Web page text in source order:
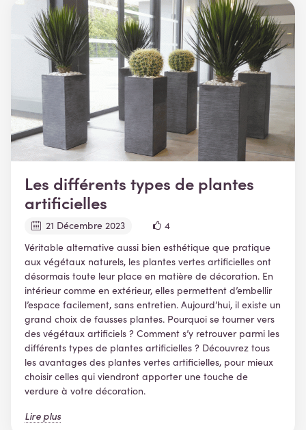
Les différents types de plantes
artificielles
21 Décembre 2023
4
Véritable alternative aussi bien esthétique que pratique
aux végétaux naturels, les plantes vertes artificielles ont
désormais toute leur place en matière de décoration. En
intérieur comme en extérieur, elles permettent d’embellir
l’espace facilement, sans entretien. Aujourd’hui, il existe un
grand choix de fausses plantes. Pourquoi se tourner vers
des végétaux artificiels ? Comment s’y retrouver parmi les
différents types de plantes artificielles ? Découvrez tous
les avantages des plantes vertes artificielles, pour mieux
choisir celles qui viendront apporter une touche de
verdure à votre décoration.
Lire plus